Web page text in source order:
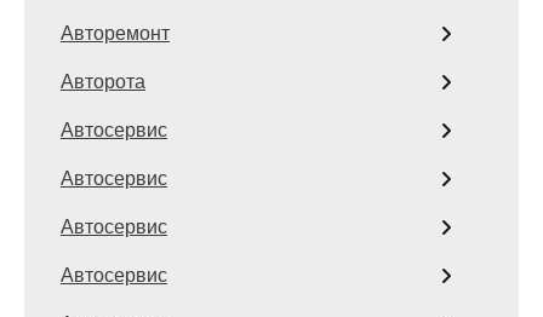
Авторемонт
Авторота
Автосервис
Автосервис
Автосервис
Автосервис